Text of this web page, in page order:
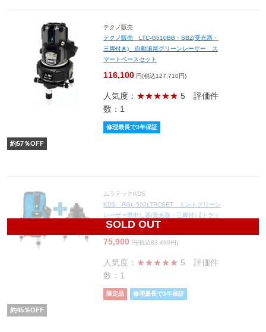
テクノ販売
テクノ販売 LTC-G510BB・SBZ(受光器・
三脚付き) 自動追尾グリーンレーザー ス
マートベースセット
116,100 円(税込127,710円)
人気度： ★★★★★ 5 評価件
数：1
修理最長で3年保証
約57％OFF
SOLD OUT
ムラテックKDS
KDS RGL-500LTRCSET ミントグリーン
レーザー墨出し器(受光器・三脚付)【トラッ
キングベースセット】【限定品】
75,900 円(税込83,490円)
人気度： ★★★★★ 5 評価件
数：1
限定品 修理最長で3年保証
約45％OFF